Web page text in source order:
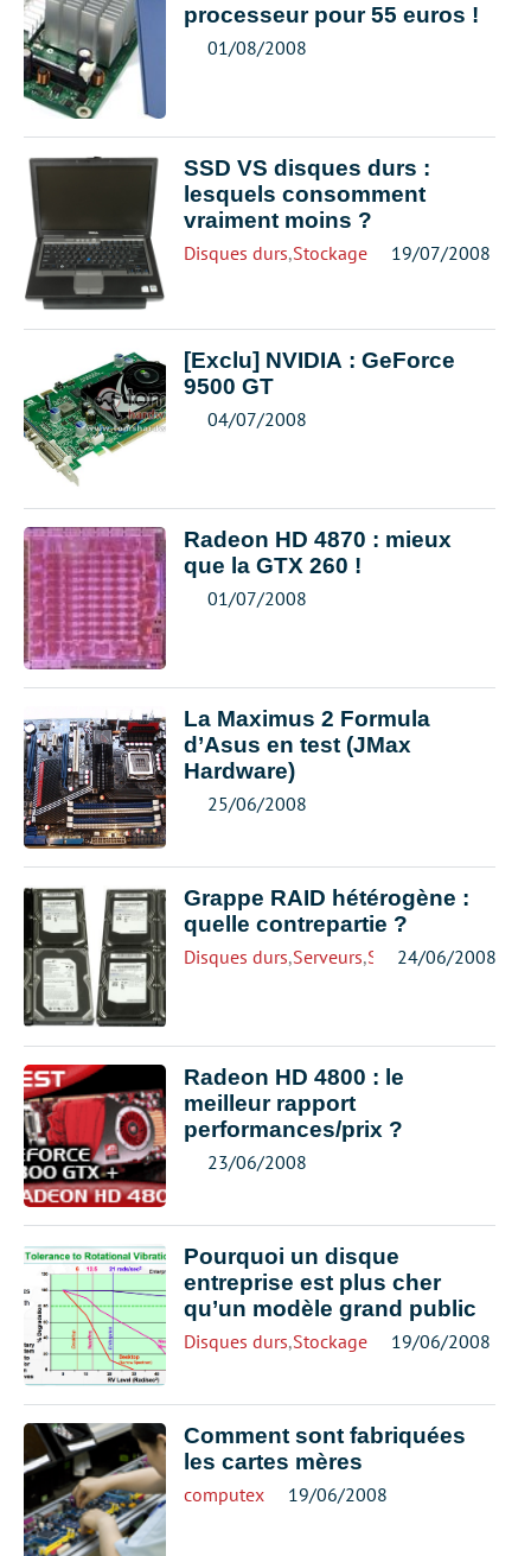
processeur pour 55 euros !
01/08/2008
SSD VS disques durs :
lesquels consomment
vraiment moins ?
Disques durs,Stockage 19/07/2008
[Exclu] NVIDIA : GeForce
9500 GT
04/07/2008
Radeon HD 4870 : mieux
que la GTX 260 !
01/07/2008
La Maximus 2 Formula
d’Asus en test (JMax
Hardware)
25/06/2008
Grappe RAID hétérogène :
quelle contrepartie ?
Disques durs,Serveurs,Stockage
24/06/2008
Radeon HD 4800 : le
meilleur rapport
performances/prix ?
23/06/2008
Pourquoi un disque
entreprise est plus cher
qu’un modèle grand public
Disques durs,Stockage 19/06/2008
Comment sont fabriquées
les cartes mères
computex 19/06/2008